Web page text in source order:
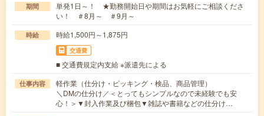
期間
単発1日～！ ★勤務開始日や期間はお気軽にご相談くださ
い！ ＃8月～ ＃9月～
時給 時給1,500円～1,875円
交通費
■ 交通費規定内支給 ※派遣先による
仕事内容
軽作業（仕分け・ピッキング・検品、商品管理）
＼DMの仕分け／＜とってもシンプルなので未経験でも安
心！＞▼封入作業及び梱包▼雑誌や書籍などの仕分け…